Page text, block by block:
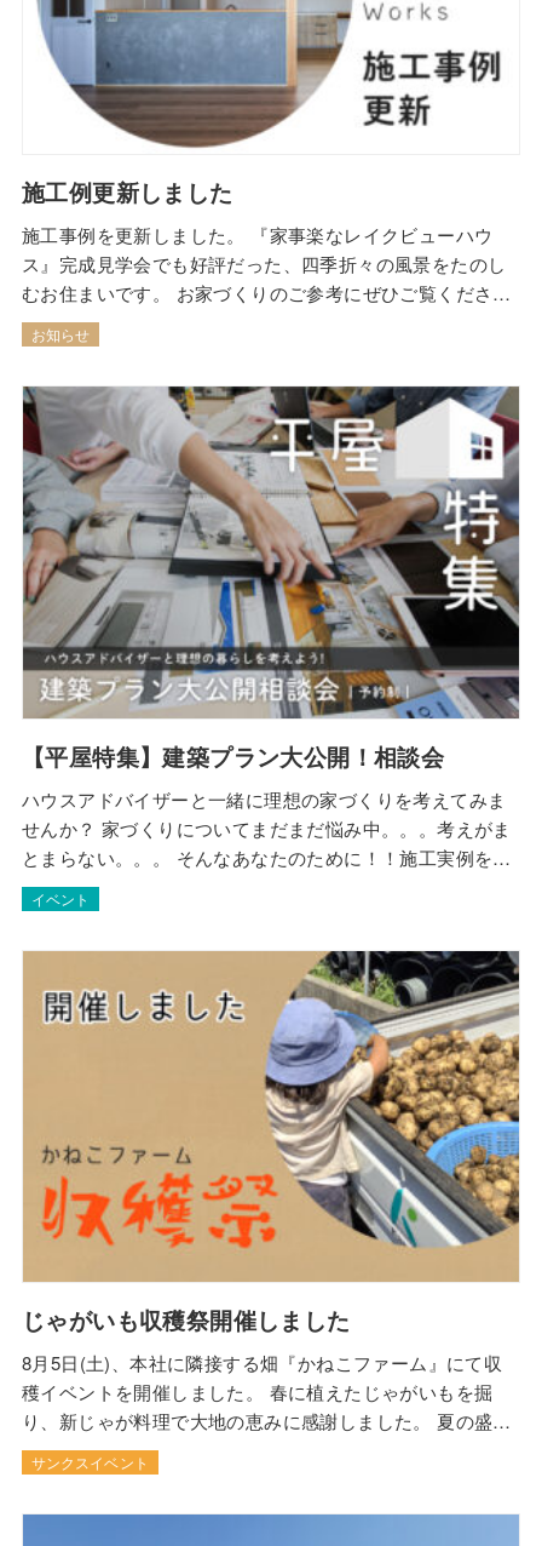
施工例更新しました
施工事例を更新しました。 『家事楽なレイクビューハウ
ス』完成見学会でも好評だった、四季折々の風景をたのし
むお住まいです。 お家づくりのご参考にぜひご覧くださ
い！
お知らせ
【平屋特集】建築プラン大公開！相談会
ハウスアドバイザーと一緒に理想の家づくりを考えてみま
せんか？ 家づくりについてまだまだ悩み中。。。考えがま
とまらない。。。 そんなあなたのために！！施工実例を参
考にしながら、経験豊富なハウスアドバイザーと気軽にお
話しできる相談会を＜1日3組限定＞で開催します！あなた
相談料は無料です！ 日程│9月／16日(土…
イベント
じゃがいも収穫祭開催しました
8月5日(土)、本社に隣接する畑『かねこファーム』にて収
穫イベントを開催しました。 春に植えたじゃがいもを掘
り、新じゃが料理で大地の恵みに感謝しました。 夏の盛り
の畑仕事は大変でしたが、オーナーの皆さまで力を合わせ
て、たくさんのじゃがいもを収穫することができました！
サンクスイベント